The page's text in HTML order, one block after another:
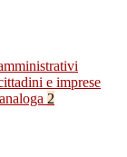
e imprese
2